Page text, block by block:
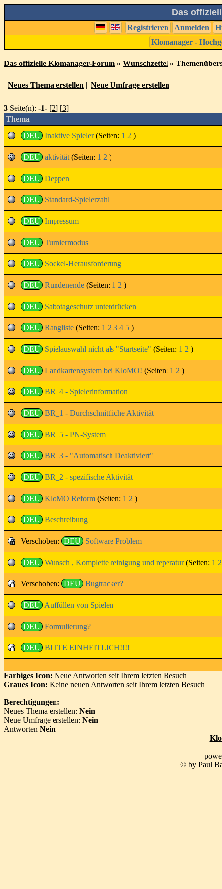
Das
Registrieren Anmelden
Klomanager -
Das offizielle Klomanager-Forum » Wunschzettel »
Neues Thema erstellen || Neue Umfrage erstellen
3 Seite(n): -1- [2] [3]
Thema
DEU Inaktive Spieler(Seiten: 1 2 )
DEU aktivität (Seiten: 1 2 )
DEU Deppen
DEU Standard-Spielerzahl
DEU Impressum
DEU Turniermodus
DEU Sockel-Herausforderung
DEU Rundenende (Seiten: 1 2 )
DEU Sabotageschutz unterdrücken
DEU Rangliste (Seiten: 1 2 3 4 5 )
DEU Spielauswahl nicht als "Startseite" (Seiten: 1 2 )
DEU Landkartensystem bei KloMO! (Seiten: 1 2 )
DEU BR_4 - Spielerinformation
DEU BR_1 - Durchschnittliche Aktivität
DEU BR_5 - PN-System
DEU BR_3 - "Automatisch Deaktiviert"
DEU BR_2 - spezifische Aktivität
DEU KloMO Reform (Seiten: 1 2 )
DEU Beschreibung
Verschoben: DEU Software Problem
DEU Wunsch , Komplette reinigung und reperatur(Seiten: 1 2
Verschoben: DEU Bugtracker?
DEU Auffüllen von Spielen
DEU Formulierung?
DEU BITTE EINHEITLICH!!!!
Farbiges Icon: Neue Antworten seit Ihrem letzten Besuch
Graues Icon: Keine neuen Antworten seit Ihrem letzten Besuch
Berechtigungen:
Neues Thema erstellen: Nein
Neue Umfrage erstellen: Nein
Antworten Nein
© by Paul